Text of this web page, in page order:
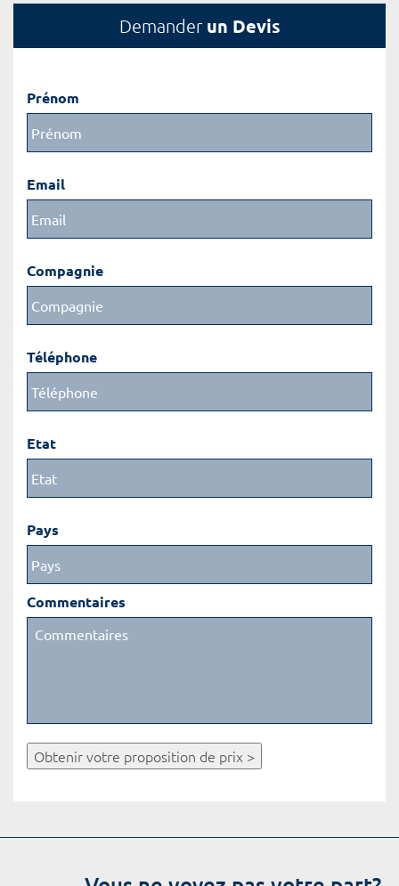
Demander un Devis
Prénom
Email
Compagnie
Téléphone
Etat
Pays
Commentaires
Obtenir votre proposition de prix >